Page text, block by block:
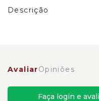
Descrição
AvaliarOpiniões
Faça login e